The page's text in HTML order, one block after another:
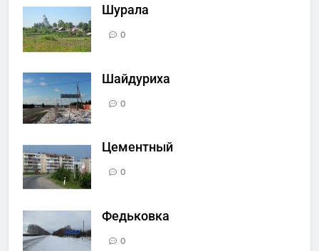
Шурала
0
Шайдуриха
0
Цементный
0
Федьковка
0